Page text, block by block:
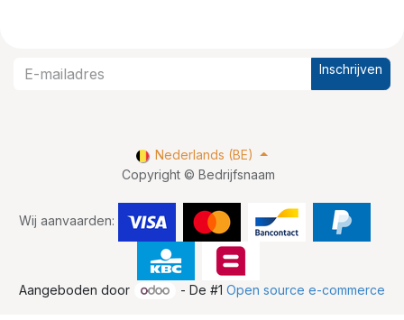
Inschrijven
Copyright © Bedrijfsnaam
Wij aanvaarden:
Nederlands (BE)
Aangeboden door - De #1Open source e-commerce